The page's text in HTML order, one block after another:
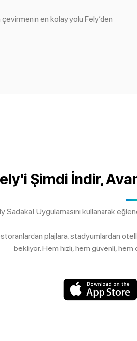
en kolay yolu Fely’den
Şimdi İndir,
Sadakat Uygulamasını kullanarak
plajlara, stadyumlardan
bekliyor. Hem hızlı, hem güvenli,